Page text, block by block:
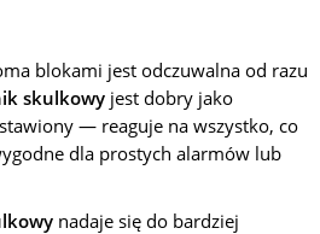
blokami jest odczuwalna od razu
skulkowy jest dobry jako
— reaguje na wszystko, co
dla prostych alarmów lub
nadaje się do bardziej